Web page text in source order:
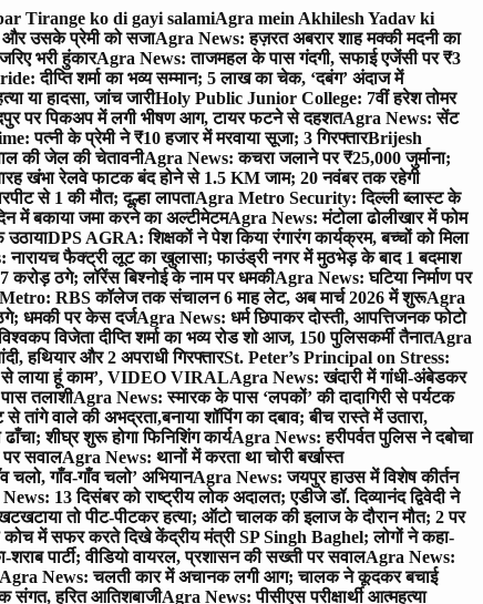
Tirange ko di gayi salamiAgra mein Akhilesh Yadav ki
और उसके प्रेमी को सजाAgra News: हज़रत अबरार शाह मक्की मदनी का
भरी हुंकारAgra News: ताजमहल के पास गंदगी, सफाई एजेंसी पर ₹3
दीप्ति शर्मा का भव्य सम्मान; 5 लाख का चेक, ‘दबंग’ अंदाज में
या हादसा, जांच जारीHoly Public Junior College: 7वीं हरेश तोमर
पर पिकअप में लगी भीषण आग, टायर फटने से दहशतAgra News: सेंट
पत्नी के प्रेमी ने ₹10 हजार में मरवाया सूजा; 3 गिरफ्तारBrijesh
की जेल की चेतावनीAgra News: कचरा जलाने पर ₹25,000 जुर्माना;
खंभा रेलवे फाटक बंद होने से 1.5 KM जाम; 20 नवंबर तक रहेगी
से 1 की मौत; दूल्हा लापताAgra Metro Security: दिल्ली ब्लास्ट के
में बकाया जमा करने का अल्टीमेटमAgra News: मंटोला ढोलीखार में फोम
DPS AGRA: शिक्षकों ने पेश किया रंगारंग कार्यक्रम, बच्चों को मिला
नारायच फैक्ट्री लूट का खुलासा; फाउंड्री नगर में मुठभेड़ के बाद 1 बदमाश
ठगे; लॉरेंस बिश्नोई के नाम पर धमकीAgra News: घटिया निर्माण पर
RBS कॉलेज तक संचालन 6 माह लेट, अब मार्च 2026 में शुरूAgra
धमकी पर केस दर्जAgra News: धर्म छिपाकर दोस्ती, आपत्तिजनक फोटो
विजेता दीप्ति शर्मा का भव्य रोड शो आज, 150 पुलिसकर्मी तैनातAgra
हथियार और 2 अपराधी गिरफ्तारSt. Peter’s Principal on Stress:
से लाया हूं काम’, VIDEO VIRALAgra News: खंदारी में गांधी-अंबेडकर
तलाशीAgra News: स्मारक के पास ‘लपकों’ की दादागिरी से पर्यटक
वाले की अभद्रता,बनाया शॉपिंग का दबाव; बीच रास्ते में उतारा,
शीघ्र शुरू होगा फिनिशिंग कार्यAgra News: हरीपर्वत पुलिस ने दबोचा
पर सवालAgra News: थानों में करता था चोरी बर्खास्त
चलो, गाँव-गाँव चलो’ अभियानAgra News: जयपुर हाउस में विशेष कीर्तन
13 दिसंबर को राष्ट्रीय लोक अदालत; एडीजे डॉ. दिव्यानंद द्विवेदी ने
तो पीट-पीटकर हत्या; ऑटो चालक की इलाज के दौरान मौत; 2 पर
में सफर करते दिखे केंद्रीय मंत्री SP Singh Baghel; लोगों ने कहा-
पार्टी; वीडियो वायरल, प्रशासन की सख्ती पर सवालAgra News:
Agra News: चलती कार में अचानक लगी आग; चालक ने कूदकर बचाई
संगत, हरित आतिशबाजीAgra News: पीसीएस परीक्षार्थी आत्महत्या